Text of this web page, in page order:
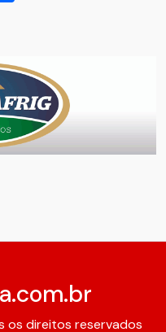
os direitos reservados